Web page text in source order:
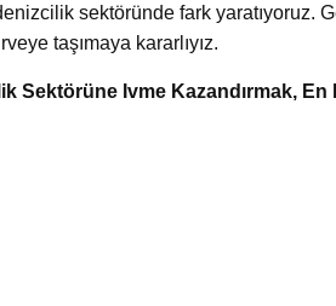
sektöründe fark yaratıyoruz.
taşımaya kararlıyız.
Sektörüne Ivme Kazandırmak, En